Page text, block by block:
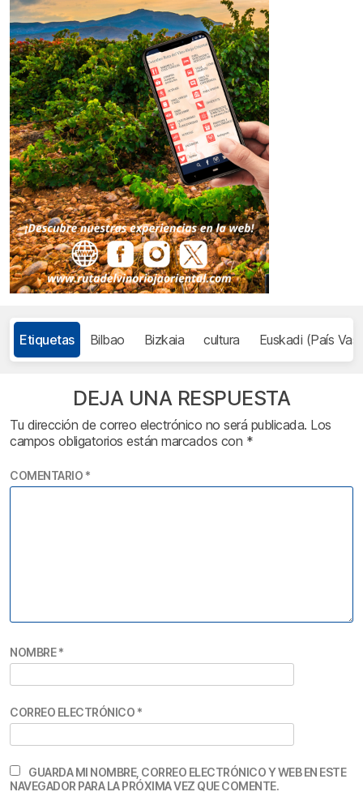
Etiquetas Bilbao Bizkaia cultura Euskadi (País
DEJA UNA RESPUESTA
Tu dirección de correo electrónico no será publicada. Los
campos obligatorios están marcados con *
COMENTARIO *
NOMBRE*
CORREO ELECTRÓNICO *
GUARDA MI NOMBRE, CORREO ELECTRÓNICO Y WEB EN ESTE
NAVEGADOR PARA LA PRÓXIMA VEZ QUE COMENTE.